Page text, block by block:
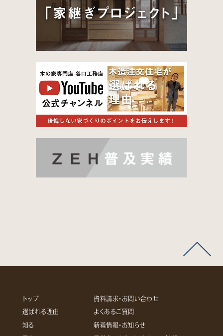
トップ
選ばれる理由
知る
資料請求・お問い合わせ
よくあるご質問
新着情報・お知らせ